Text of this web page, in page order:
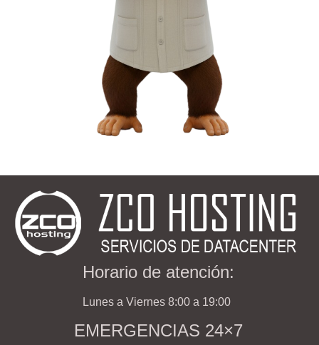
Horario de atención:
Lunes a Viernes 8:00 a 19:00
EMERGENCIAS 24×7